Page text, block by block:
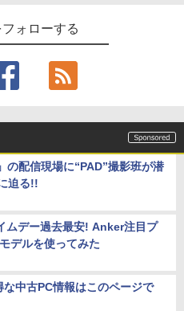
ォローする
の配信現場に“PAD”撮影班が潜
迫る!!
ムデー過去最安! Anker注目プ
デルを使ってみた
な中古PC情報はこのページで